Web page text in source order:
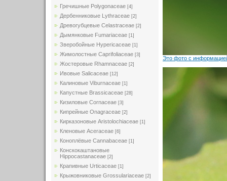
Гречишные Polygonaceae [4]
Дербенниковые Lythraceae [2]
Древогубцевые Celastraceae [2]
Дымянковые Fumariaceae [1]
Зверобойные Hypericaceae [1]
Жимолостные Caprifoliaceae [3]
Жостеровые Rhamnaceae [2]
Ивовые Salicaceae [12]
Калиновые Viburnaceae [1]
Капустные Brassicaceae [28]
Кизиловые Cornaceae [3]
Кипрейные Onagraceae [2]
Кирказоновые Aristolochiaceae [1]
Кленовые Aceraceae [6]
Коноплёвые Cannabaceae [1]
Конскокаштановые
Hippocastanaceae [2]
Крапивные Urticaceae [1]
Крыжовниковые Grossulariaceae [2]
Это фото с